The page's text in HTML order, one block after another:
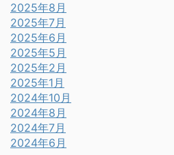
2025年8月
2025年7月
2025年6月
2025年5月
2025年2月
2025年1月
2024年10月
2024年8月
2024年7月
2024年6月